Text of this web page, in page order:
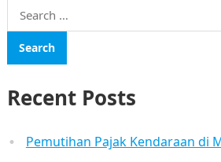
Search
for:
Recent Posts
Pemutihan Pajak Kendaraan di